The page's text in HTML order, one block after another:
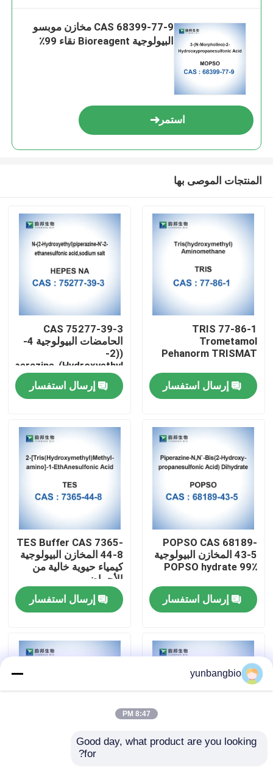
منتجات
معلومات عنا
جولة في المعمل
مراقبة الجودة
اتصل بنا
أخبار
حالات
CAS 68399-77-9 مخازن موبسو
البيولوجية Bioreagent نقاء 99٪
استمر
المنتجات الموصى بها
TRIS 77-86-1
Trometamol
Pehanorm TRISMAT
إرسال استفسار
CAS 75277-39-3
الحامضات البيولوجية 4-
((2-
Hydroxyethyl)Piperazine-
1-Ethanesulfonic Acid
إرسال استفسار
POPSO CAS 68189-
43-5 المخازن البيولوجية
POPSO hydrate 99٪
إرسال استفسار
TES Buffer CAS 7365-
44-8 المخازن البيولوجية
كيمياء حيوية خالية من
الأحماض
إرسال استفسار
CHES Buffer CAS 103-
yunbangbio
8:47 PM
Good day, what product are you looking
for?